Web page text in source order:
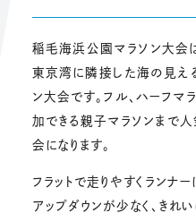
稲毛海浜公園マラソン大会
東京湾に隣接した海の見え
ン大会です。フル、ハーフマ
加できる親子マラソンまで
会になります。
フラットで走りやすくランナ
アップダウンが少なく、きれ